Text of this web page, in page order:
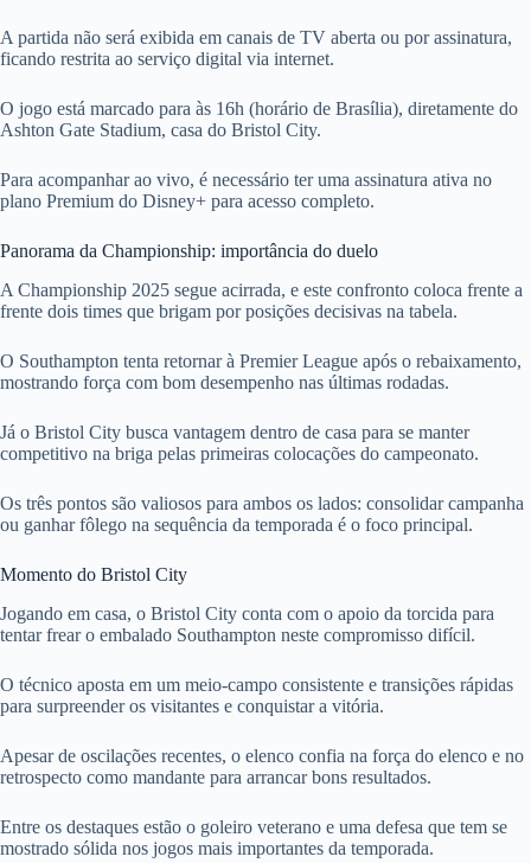
A partida não será exibida em canais de TV aberta ou por assinatura,
ficando restrita ao serviço digital via internet.
O jogo está marcado para às 16h (horário de Brasília), diretamente do
Ashton Gate Stadium, casa do Bristol City.
Para acompanhar ao vivo, é necessário ter uma assinatura ativa no
plano Premium do Disney+ para acesso completo.
Panorama da Championship: importância do duelo
A Championship 2025 segue acirrada, e este confronto coloca frente a
frente dois times que brigam por posições decisivas na tabela.
O Southampton tenta retornar à Premier League após o rebaixamento,
mostrando força com bom desempenho nas últimas rodadas.
Já o Bristol City busca vantagem dentro de casa para se manter
competitivo na briga pelas primeiras colocações do campeonato.
Os três pontos são valiosos para ambos os lados: consolidar campanha
ou ganhar fôlego na sequência da temporada é o foco principal.
Momento do Bristol City
Jogando em casa, o Bristol City conta com o apoio da torcida para
tentar frear o embalado Southampton neste compromisso difícil.
O técnico aposta em um meio-campo consistente e transições rápidas
para surpreender os visitantes e conquistar a vitória.
Apesar de oscilações recentes, o elenco confia na força do elenco e no
retrospecto como mandante para arrancar bons resultados.
Entre os destaques estão o goleiro veterano e uma defesa que tem se
mostrado sólida nos jogos mais importantes da temporada.